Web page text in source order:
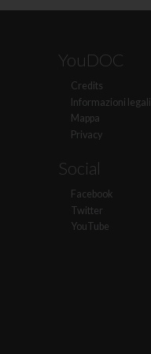
YouDOC
Credits
Informazioni legali
Mappa
Privacy
Social
Facebook
Twitter
YouTube